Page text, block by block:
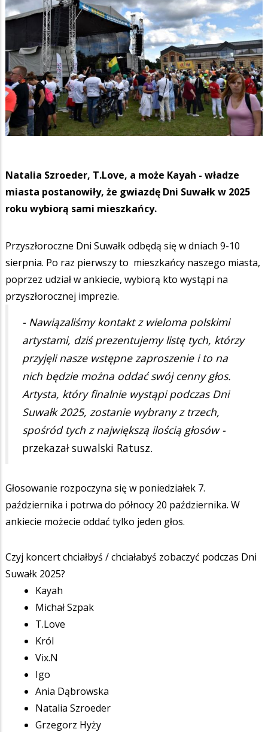
Natalia Szroeder, T.Love, a może Kayah - władze
miasta postanowiły, że gwiazdę Dni Suwałk w 2025
roku wybiorą sami mieszkańcy.
Przyszłoroczne Dni Suwałk odbędą się w dniach 9-10
sierpnia. Po raz pierwszy to mieszkańcy naszego miasta,
poprzez udział w ankiecie, wybiorą kto wystąpi na
przyszłorocznej imprezie.
- Nawiązaliśmy kontakt z wieloma polskimi
artystami, dziś prezentujemy listę tych, którzy
przyjęli nasze wstępne zaproszenie i to na
nich będzie można oddać swój cenny głos.
Artysta, który finalnie wystąpi podczas Dni
Suwałk 2025, zostanie wybrany z trzech,
spośród tych z największą ilością głosów -
przekazał suwalski Ratusz.
Głosowanie rozpoczyna się w poniedziałek 7.
października i potrwa do północy 20 października. W
ankiecie możecie oddać tylko jeden głos.
Czyj koncert chciałbyś / chciałabyś zobaczyć podczas Dni
Suwałk 2025?
Kayah
Michał Szpak
T.Love
Król
Vix.N
Igo
Ania Dąbrowska
Natalia Szroeder
Grzegorz Hyży